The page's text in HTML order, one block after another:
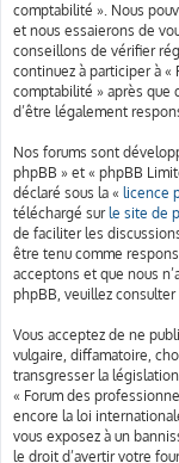
comptabilité ». Nous
et nous essaierons de
conseillons de vérifier
continuez à participer à
comptabilité » après que
d’être légalement
Nos forums sont
phpBB » et « phpBB
déclaré sous la « licence
téléchargé surle site de
de faciliter les
être tenu comme
acceptons et que nous
phpBB, veuillez consulter
Vous acceptez de ne
vulgaire, diffamatoire,
transgresser la
« Forum des
encore la loi
vous exposez à un
le droit d’avertir votre